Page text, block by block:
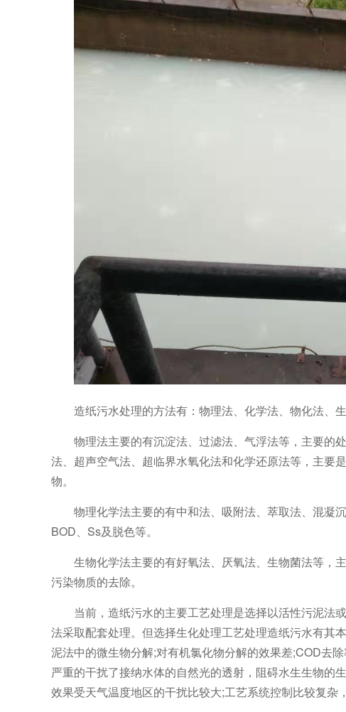
造纸污水处理的方法有：物理法、化学法、物化法、生
物理法主要的有沉淀法、过滤法、气浮法等，主要的
法、超声空气法、超临界水氧化法和化学还原法等，主要
物。
物理化学法主要的有中和法、吸附法、萃取法、混凝
BOD、Ss及脱色等。
生物化学法主要的有好氧法、厌氧法、生物菌法等，
污染物质的去除。
当前，造纸污水的主要工艺处理是选择以活性污泥法
法采取配套处理。但选择生化处理工艺处理造纸污水有其
泥法中的微生物分解;对有机氯化物分解的效果差;COD去
严重的干扰了接纳水体的自然光的透射，阻碍水生生物的
效果受天气温度地区的干扰比较大;工艺系统控制比较复杂